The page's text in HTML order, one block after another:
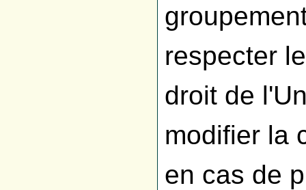
respecter
droit de
modifier la
en cas de